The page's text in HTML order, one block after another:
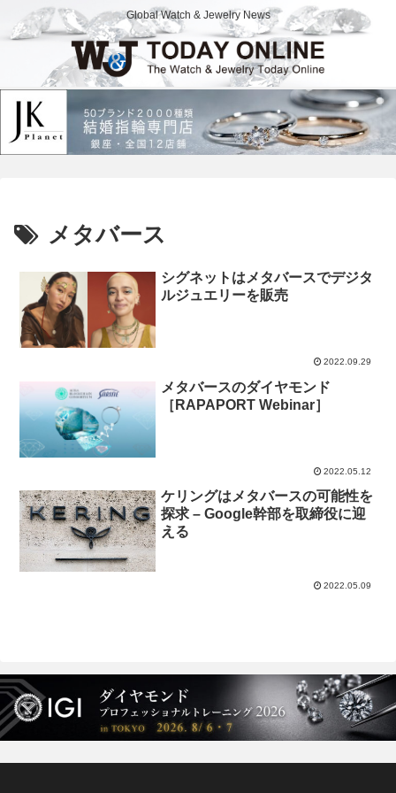
Global Watch & Jewelry News
メタバース
シグネットはメタバースでデジタ
ルジュエリーを販売
2022.09.29
メタバースのダイヤモンド
［RAPAPORT Webinar］
2022.05.12
ケリングはメタバースの可能性を
探求 – Google幹部を取締役に迎
える
2022.05.09